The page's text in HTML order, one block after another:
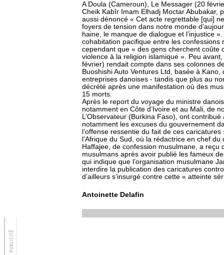
A Doula (Cameroun), Le Messager (20
Cheik Kabîr Imam Elhadj Moctar Abubakar,
aussi dénoncé « Cet acte regrettable [qui]
foyers de tension dans notre monde
haine, le manque de dialogue et l’injustice
cohabitation pacifique entre les
cependant que « des gens cherchent coûte
violence à la religion islamique ». Peu
février) rendait compte dans ses colonnes
Buoshishi Auto Ventures Ltd, basée à
entreprises danoises - tandis que plus au
décrété après une manifestation où des
15 morts.
Après le report du voyage du ministre
notamment en Côte d’Ivoire et au Mali, de
L’Observateur (Burkina Faso), ont
notamment les excuses du gouvernement
l’offense ressentie du fait de ces
l’Afrique du Sud, où la rédactrice en chef
Haffajee, de confession musulmane, a reçu
musulmans après avoir publié les fameux
qui indique que l’organisation musulmane
interdire la publication des caricatures
d’ailleurs s’insurgé contre cette « atteinte
Antoinette Delafin